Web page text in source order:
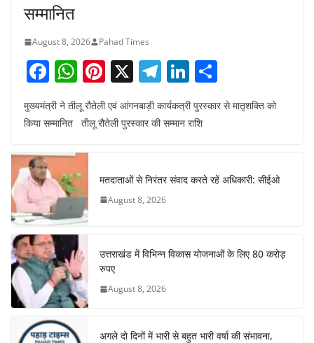
सम्मानित
August 8, 2026 Pahad Times
F
a
c
b
o
o
k
W
h
at
A
p
p
Pi
nt
er
X T
el
e
m
Li
n
k
n
h
ar
मुख्यमंत्री ने तीलू रौतेली एवं आंगनबाड़ी कार्यकत्री पुरस्कार से मातृशक्ति को
किया सम्मानित तीलू रौतेली पुरस्कार की सम्मान राशि
मतदाताओं से निरंतर संवाद करते रहें अधिकारी: सीईओ
August 8, 2026
उत्तराखंड में विभिन्न विकास योजनाओं के लिए 80 करोड़
रुपए
August 8, 2026
अगले दो दिनों में भारी से बहुत भारी वर्षा की संभावना,